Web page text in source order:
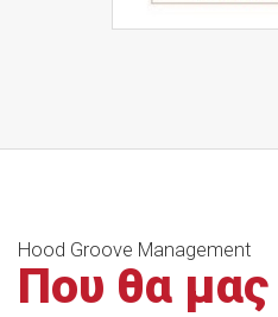
Hood Groove Management
Που θα μας